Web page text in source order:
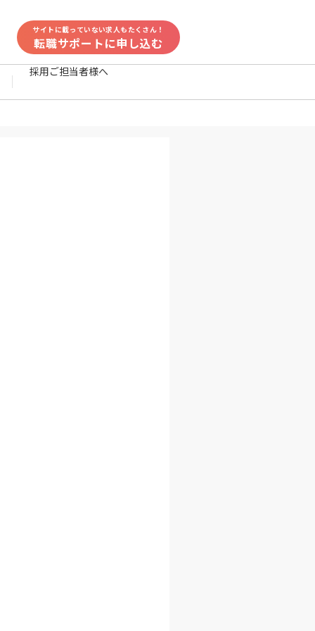
サイトに載っていない求人もたくさん！
転職サポートに申し込む
採用ご担当者様へ